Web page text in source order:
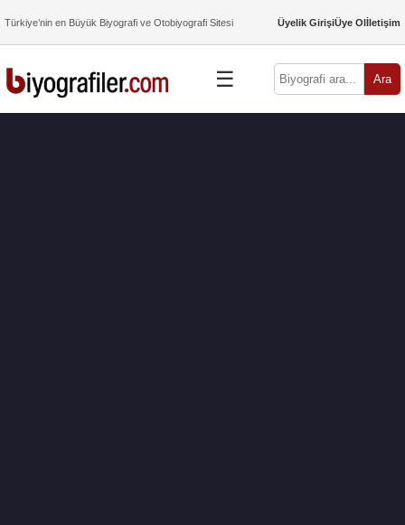
Türkiye’nin en Büyük Biyografi ve Otobiyografi Sitesi Üyelik GirişiÜye Olİletişim
☰ Ara